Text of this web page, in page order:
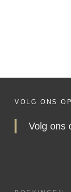
VOLG ONS
Volg ons